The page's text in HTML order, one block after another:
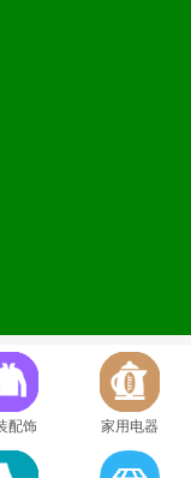
配饰 家用电器